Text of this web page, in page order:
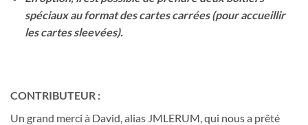
spéciaux au format des cartes carrées (pour accueillir
les cartes sleevées).
CONTRIBUTEUR :
Un grand merci à David, alias JMLERUM, qui nous a prêté